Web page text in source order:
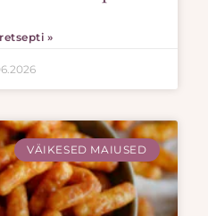
»
VÄIKESED MAIUSED